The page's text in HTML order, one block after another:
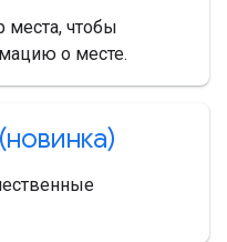
места, чтобы
о месте.